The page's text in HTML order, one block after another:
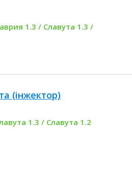
1.3 / Славута 1.3 /
(інжектор)
1.3 / Славута 1.2